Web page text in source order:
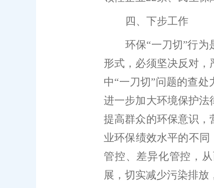
四、下步工作
环保“一刀切”行为
形式，必须坚决反对，
中“一刀切”问题的查处
进一步加大环境保护
提高群众的环保意识
业环保绩效水平的不同
管控、 差异化管控，
展，切实减少污染排放